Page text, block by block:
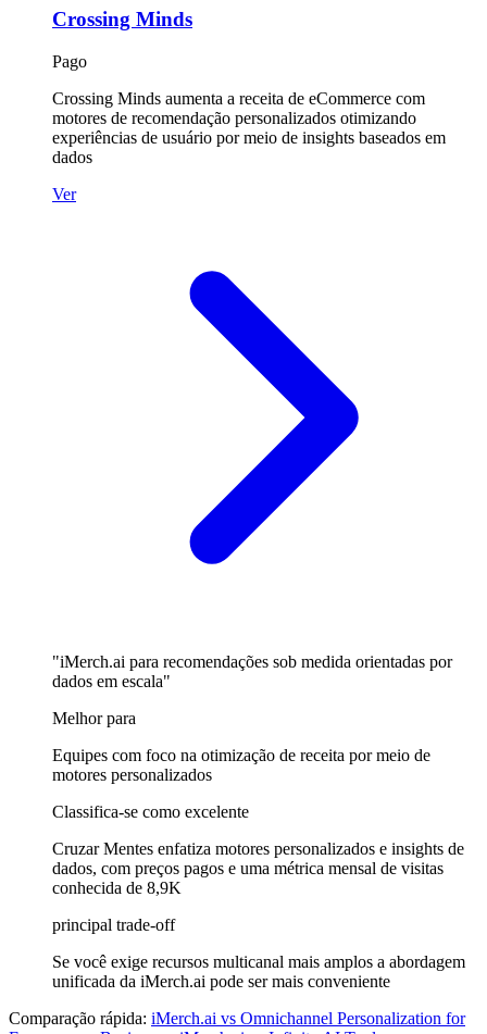
Crossing Minds
Pago
Crossing Minds aumenta a receita de eCommerce com
motores de recomendação personalizados otimizando
experiências de usuário por meio de insights baseados em
dados
Ver
"iMerch.ai para recomendações sob medida orientadas por
dados em escala"
Melhor para
Equipes com foco na otimização de receita por meio de
motores personalizados
Classifica-se como excelente
Cruzar Mentes enfatiza motores personalizados e insights de
dados, com preços pagos e uma métrica mensal de visitas
conhecida de 8,9K
principal trade-off
Se você exige recursos multicanal mais amplos a abordagem
unificada da iMerch.ai pode ser mais conveniente
Comparação rápida: iMerch.ai vs Omnichannel Personalization for